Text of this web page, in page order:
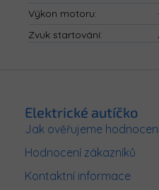
Výkon motoru:
Zvuk startování:
Elektrické autíčko
Jak ověřujeme
Hodnocení zákazníků
Kontaktní informace